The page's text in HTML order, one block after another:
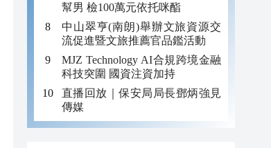
幫男 檢100萬元依托咪酯
中山翠亨(南朗)舉辦文旅資源交
流促進暨文旅推薦官品鑑活動
MJZ Technology AI合規跨境金融
科技突圍 國資注資加持
直播回放｜保安局局長鄧炳強見
傳媒